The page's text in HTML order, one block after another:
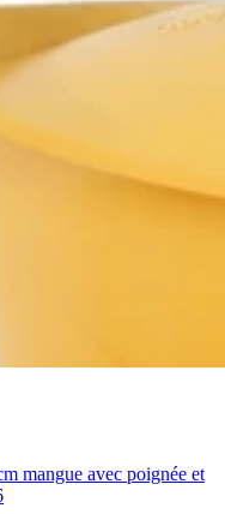
mangue avec poignée et